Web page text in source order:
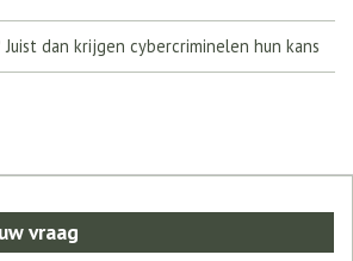
dan krijgen cybercriminelen hun kans
vraag